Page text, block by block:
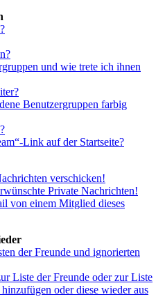
und wie trete ich ihnen
Benutzergruppen farbig
Link auf der Startseite?
verschicken!
Private Nachrichten!
von einem Mitglied dieses
der Freunde und ignorierten
Liste der Freunde oder zur Liste
oder diese wieder aus